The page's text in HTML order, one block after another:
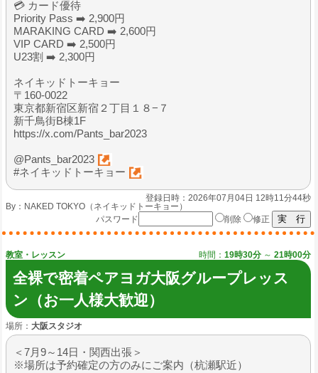
💳 カード優待
Priority Pass ➡️ 2,900円
MARAKING CARD ➡️ 2,600円
VIP CARD ➡️ 2,500円
U23割 ➡️ 2,300円
ネイキッドトーキョー
〒160-0022
東京都新宿区新宿２丁目１８−７
新千鳥街B棟1F
https://x.com/Pants_bar2023
@Pants_bar2023
#ネイキッドトーキョー
登録日時：2026年07月04日 12時11分44秒
By： NAKED TOKYO（ネイキッドトーキョー）
パスワード
削除 修正
教室・レッスン 時間： 19時30分 ～ 21時00分
全裸で密着ペアヨガ大阪グループレッス
ン（お一人様大歓迎）
場所： 大阪スタジオ
＜7月9～14日・関西出張＞
※場所は予約確定の方のみにご案内（杭瀬駅近）